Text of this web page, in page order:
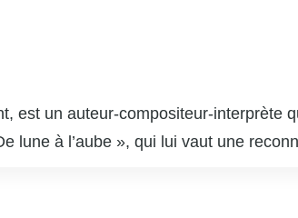
est un auteur-compositeur-interprète
lune à l’aube », qui lui vaut une